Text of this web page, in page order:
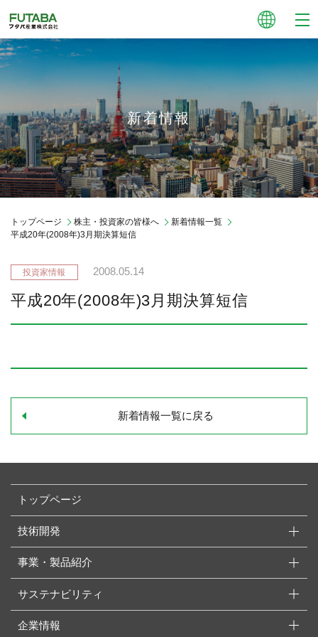
新着情報
トップページ 株主・投資家の皆様へ
新着情報一覧
平成20年(2008年)3月期決算短信
2008.05.14
平成20年(2008年)3月期決算短信
新着情報一覧に戻る
トップページ
技術開発
事業・製品紹介
サステナビリティ
企業情報